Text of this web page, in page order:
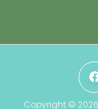
Copyright ©